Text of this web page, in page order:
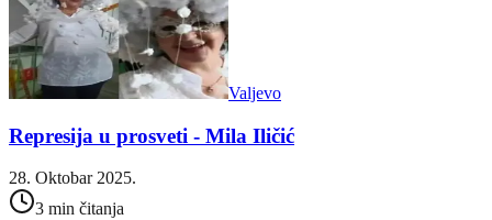
Valjevo
Represija u prosveti - Mila Iličić
28. Oktobar 2025.
3 min čitanja